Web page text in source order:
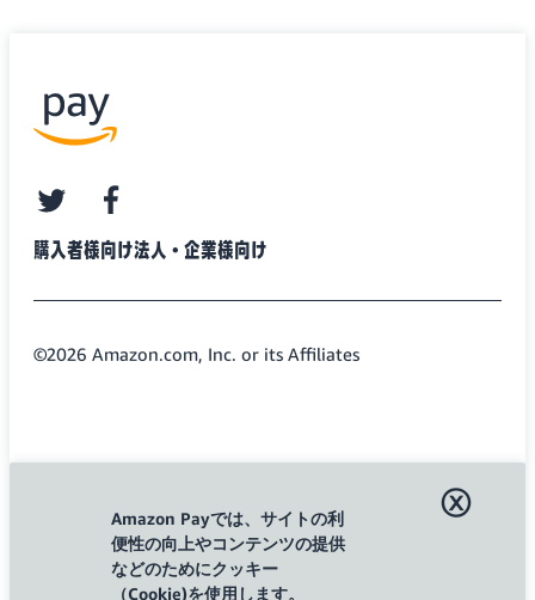
購入者様向け法人・企業様向け
twitterfacebook
©2026 Amazon.com, Inc. or its Affiliates
Amazon Payでは、サイトの利
便性の向上やコンテンツの提供
などのためにクッキー
（Cookie)を使用します。
ⓧ